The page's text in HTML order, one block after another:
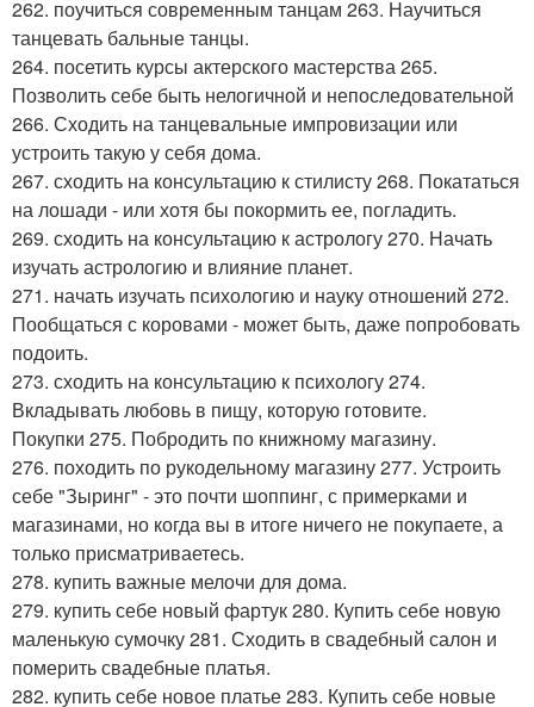
262. поучиться современным танцам 263. Научиться
танцевать бальные танцы.
264. посетить курсы актерского мастерства 265.
Позволить себе быть нелогичной и непоследовательной
266. Сходить на танцевальные импровизации или
устроить такую у себя дома.
267. сходить на консультацию к стилисту 268. Покататься
на лошади - или хотя бы покормить ее, погладить.
269. сходить на консультацию к астрологу 270. Начать
изучать астрологию и влияние планет.
271. начать изучать психологию и науку отношений 272.
Пообщаться с коровами - может быть, даже попробовать
подоить.
273. сходить на консультацию к психологу 274.
Вкладывать любовь в пищу, которую готовите.
Покупки 275. Побродить по книжному магазину.
276. походить по рукодельному магазину 277. Устроить
себе "Зыринг" - это почти шоппинг, с примерками и
магазинами, но когда вы в итоге ничего не покупаете, а
только присматриваетесь.
278. купить важные мелочи для дома.
279. купить себе новый фартук 280. Купить себе новую
маленькую сумочку 281. Сходить в свадебный салон и
померить свадебные платья.
282. купить себе новое платье 283. Купить себе новые